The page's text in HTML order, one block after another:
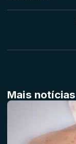
Mais notícias